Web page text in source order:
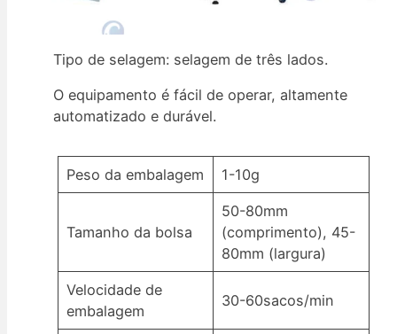
Tipo de selagem: selagem de três lados.
O equipamento é fácil de operar, altamente
automatizado e durável.
Peso da embalagem 1-10g
Tamanho da bolsa
50-80mm
(comprimento), 45-
80mm (largura)
Velocidade de
embalagem
30-60sacos/min